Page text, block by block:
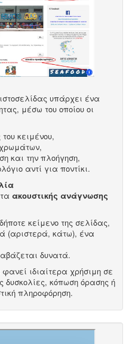
υπάρχει ένα
μέσω του οποίου οι
κειμένου,
χρωμάτων,
και την πλοήγηση,
αντί για ποντίκι.
ακουστικής ανάγνωσης
κείμενο της σελίδας,
(αριστερά, κάτω), ένα
δυνατά.
ιδιαίτερα χρήσιμη σε
δυσκολίες, κόπωση όρασης ή
πληροφόρηση.